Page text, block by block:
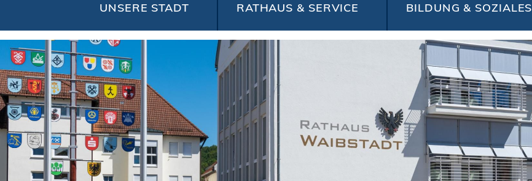
UNSERE STADT RATHAUS & SERVICE BILDUNG & SOZIALES